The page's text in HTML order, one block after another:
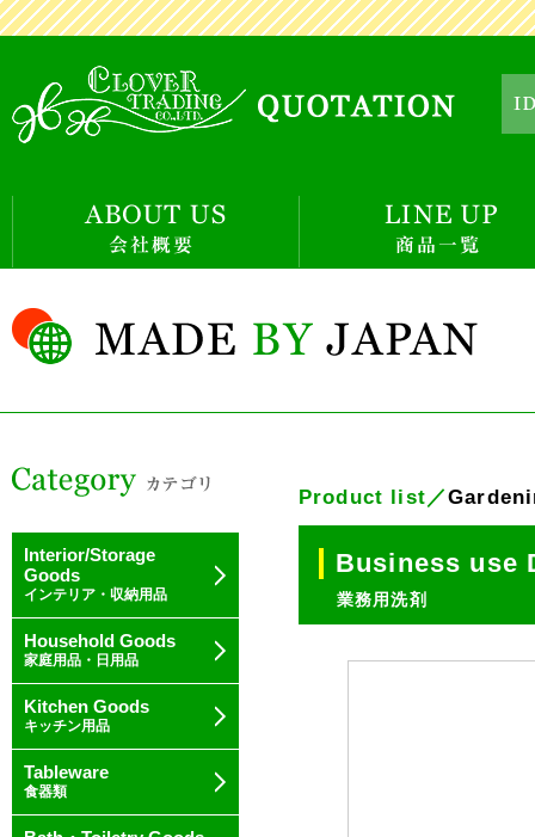
Interior/Storage
Goods
インテリア・収納用品
Household Goods
家庭用品・日用品
Kitchen Goods
キッチン用品
Tableware
食器類
Product list／
Business use
業務用洗剤